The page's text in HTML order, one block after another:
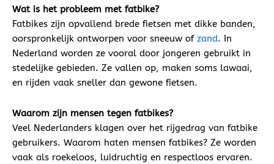
Wat is het probleem met fatbike?
Fatbikes zijn opvallend brede fietsen met dikke banden,
oorspronkelijk ontworpen voor sneeuw of zand. In
Nederland worden ze vooral door jongeren gebruikt in
stedelijke gebieden. Ze vallen op, maken soms lawaai,
en rijden vaak sneller dan gewone fietsen.
Waarom zijn mensen tegen fatbikes?
Veel Nederlanders klagen over het rijgedrag van fatbike
gebruikers. Waarom haten mensen fatbikes? Ze worden
vaak als roekeloos, luidruchtig en respectloos ervaren.